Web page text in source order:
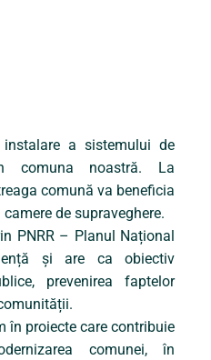
a sistemului de
comuna noastră. La
comună va beneficia
de supraveghere.
PNRR – Planul Național
și are ca obiectiv
prevenirea faptelor
în proiecte care contribuie
comunei, în